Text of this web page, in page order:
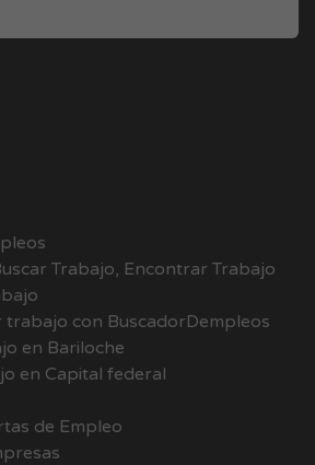
Trabajo, Encontrar Trabajo
con BuscadorDempleos
en Bariloche
en Capital federal
de Empleo